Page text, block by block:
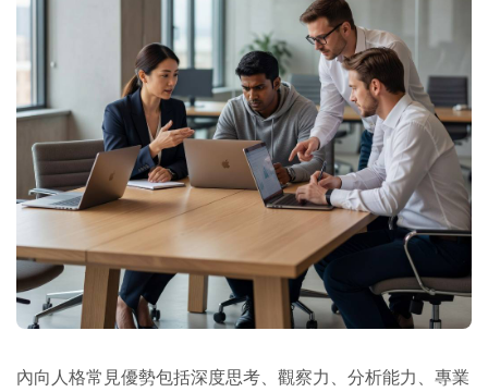
內向人格常見優勢包括深度思考、觀察力、分析能力、專業